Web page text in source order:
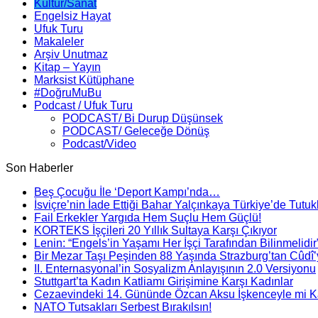
Kültür/Sanat
Engelsiz Hayat
Ufuk Turu
Makaleler
Arşiv Unutmaz
Kitap – Yayın
Marksist Kütüphane
#DoğruMuBu
Podcast / Ufuk Turu
PODCAST/ Bi Durup Düşünsek
PODCAST/ Geleceğe Dönüş
Podcast/Video
Son Haberler
Beş Çocuğu İle ‘Deport Kampı’nda…
İsviçre’nin İade Ettiği Bahar Yalçınkaya Türkiye’de
Fail Erkekler Yargıda Hem Suçlu Hem Güçlü!
KORTEKS İşçileri 20 Yıllık Sultaya Karşı Çıkıyor
Lenin: “Engels’in Yaşamı Her İşçi Tarafından
Bir Mezar Taşı Peşinden 88 Yaşında Strazburg’tan
II. Enternasyonal’in Sosyalizm Anlayışının 2.0 Versiyonu
Stuttgart’ta Kadın Katliamı Girişimine Karşı Kadınlar
Cezaevindeki 14. Gününde Özcan Aksu İşkenceyle mi
NATO Tutsakları Serbest Bırakılsın!